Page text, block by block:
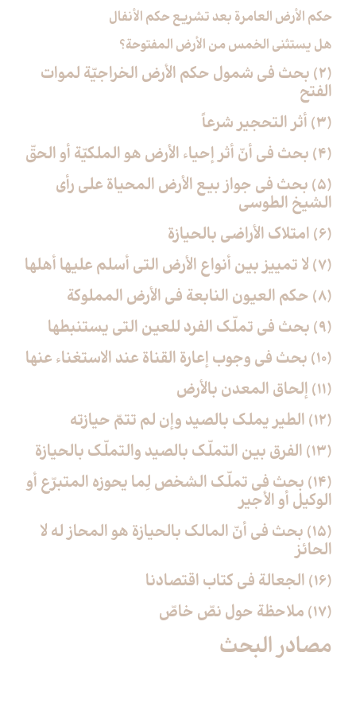
حكم الأرض العامرة بعد تشريع حكم الأنفال
هل يستثنى الخمس من الأرض المفتوحة؟
(2) بحث في شمول حكم الأرض الخراجيّة لموات
الفتح‏
(3) أثر التحجير شرعاً
(4) بحث في أنّ أثر إحياء الأرض هو الملكيّة أو الحقّ‏
(5) بحث في جواز بيع الأرض المحياة على رأي
الشيخ الطوسي‏
(6) امتلاك الأراضي بالحيازة
(7) لا تمييز بين أنواع الأرض التي أسلم عليها أهلها
(8) حكم العيون النابعة في الأرض المملوكة
(9) بحث في تملّك الفرد للعين التي يستنبطها
(10) بحث في وجوب إعارة القناة عند الاستغناء عنها
(11) إلحاق المعدن بالأرض‏
(12) الطير يملك بالصيد وإن لم تتمّ حيازته‏
(13) الفرق بين التملّك بالصيد والتملّك بالحيازة
(14) بحث في تملّك الشخص لِما يحوزه المتبرّع أو
الوكيل أو الأجير
(15) بحث في أنّ المالك بالحيازة هو المحاز له لا
الحائز
(16) الجعالة في كتاب اقتصادنا
(17) ملاحظة حول نصّ خاصّ‏
مصادر البحث‏